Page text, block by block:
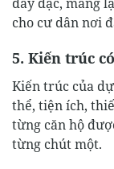
cho cư dân nơi
5. Kiến trúc
Kiến trúc của
thể, tiện ích,
từng căn hộ
từng chút một.